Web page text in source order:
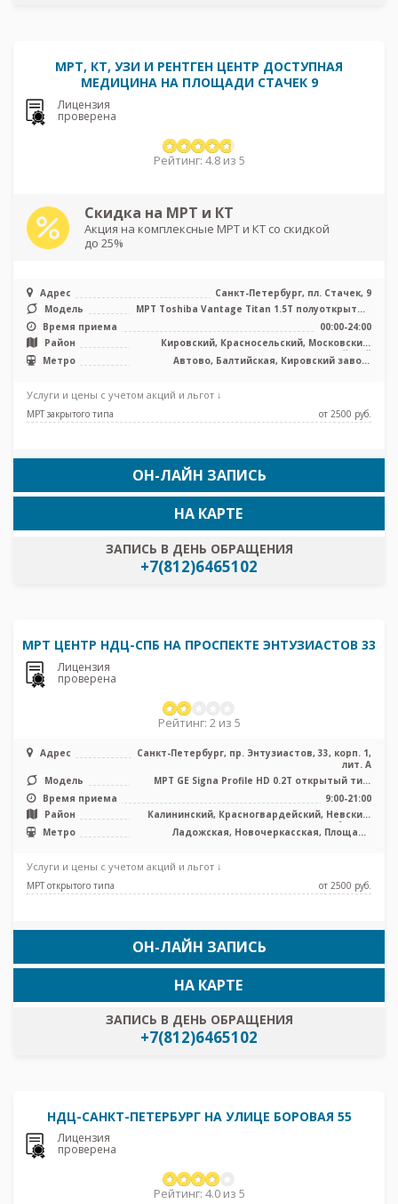
МРТ, КТ, УЗИ И РЕНТГЕН ЦЕНТР ДОСТУПНАЯ
МЕДИЦИНА НА ПЛОЩАДИ СТАЧЕК 9
Лицензия
проверена
Рейтинг: 4.8 из 5
Скидка на МРТ и КТ
Акция на комплексные МРТ и КТ со скидкой
до 25%
Адрес
Санкт-Петербург, пл. Стачек, 9
Модель
МРТ Toshiba Vantage Titan 1.5T полуоткрытый
тип, КТ Toshiba Aquilion C ...
Время приема
00:00-24:00
Район
Кировский, Красносельский, Московский,
Адмиралтейский
Метро
Автово, Балтийская, Кировский завод,
Услуги и цены с учетом акций и льгот ↓
МРТ закрытого типа от 2500 pуб.
ОН-ЛАЙН ЗАПИСЬ
ЗАПИСЬ В ДЕНЬ ОБРАЩЕНИЯ
+7(812)6465102
НА КАРТЕ
МРТ ЦЕНТР НДЦ-СПБ НА ПРОСПЕКТЕ ЭНТУЗИАСТОВ 33
Лицензия
проверена
Рейтинг: 2 из 5
Адрес
Санкт-Петербург, пр. Энтузиастов, 33, корп. 1,
лит. А
Модель
МРТ GE Signa Profile HD 0.2T открытый тип,
Время приема
9:00-21:00
Район
Калининский, Красногвардейский, Невский,
Лен. область
Метро
Ладожская, Новочеркасская, Площадь
Услуги и цены с учетом акций и льгот ↓
МРТ открытого типа от 2500 pуб.
ОН-ЛАЙН ЗАПИСЬ
ЗАПИСЬ В ДЕНЬ ОБРАЩЕНИЯ
+7(812)6465102
НА КАРТЕ
НДЦ-САНКТ-ПЕТЕРБУРГ НА УЛИЦЕ БОРОВАЯ 55
Лицензия
проверена
Рейтинг: 4.0 из 5